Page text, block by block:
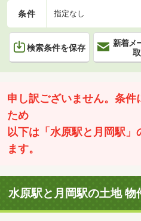
条件 指定なし
検索条件を保存
新着メ
申し訳ございません。条件
ため
以下は「水原駅と月岡駅
ます。
水原駅と月岡駅の土地 物